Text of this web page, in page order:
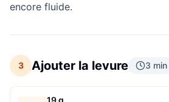
encore fluide.
3 Ajouter la levure 3 min
19 g